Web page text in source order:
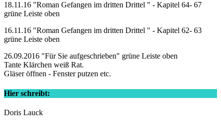
18.11.16 "Roman Gefangen im dritten Drittel " - Kapitel 64- 67
grüne Leiste oben
16.11.16 "Roman Gefangen im dritten Drittel " - Kapitel 62- 63
grüne Leiste oben
26.09.2016 "Für Sie aufgeschrieben" grüne Leiste oben
Tante Klärchen weiß Rat.
Gläser öffnen - Fenster putzen etc.
Hier schreibt:
Doris Lauck